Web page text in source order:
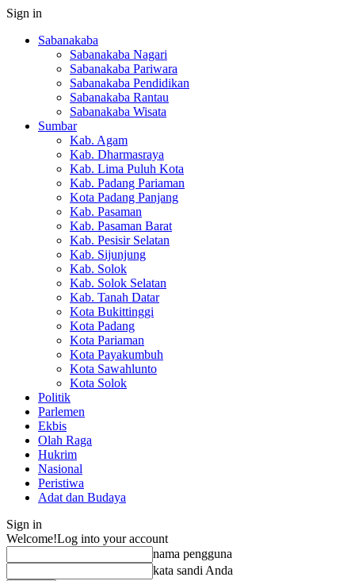
Sign in
Sabanakaba
Sabanakaba Nagari
Sabanakaba Pariwara
Sabanakaba Pendidikan
Sabanakaba Rantau
Sabanakaba Wisata
Sumbar
Kab. Agam
Kab. Dharmasraya
Kab. Lima Puluh Kota
Kab. Padang Pariaman
Kota Padang Panjang
Kab. Pasaman
Kab. Pasaman Barat
Kab. Pesisir Selatan
Kab. Sijunjung
Kab. Solok
Kab. Solok Selatan
Kab. Tanah Datar
Kota Bukittinggi
Kota Padang
Kota Pariaman
Kota Payakumbuh
Kota Sawahlunto
Kota Solok
Politik
Parlemen
Ekbis
Olah Raga
Hukrim
Nasional
Peristiwa
Adat dan Budaya
Sign in
Welcome!Log into your account
nama pengguna
kata sandi Anda